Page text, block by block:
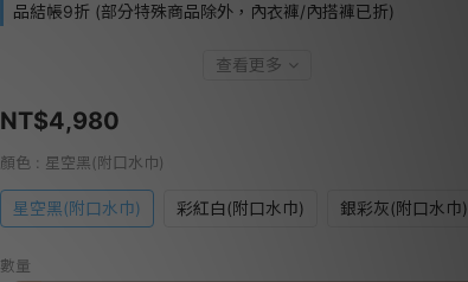
品結帳9折 (部分特殊商品除外，內衣褲/內搭褲已折)
查看更多
NT$4,980
顏色 : 星空黑(附口水巾)
星空黑(附口水巾) 彩紅白(附口水巾) 銀彩灰(附口水巾)
數量